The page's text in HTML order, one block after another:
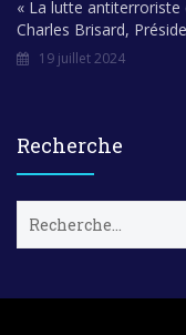
« La lutte antiterroriste
Charles Brisard,
19 juillet 2024
Recherche
c
e